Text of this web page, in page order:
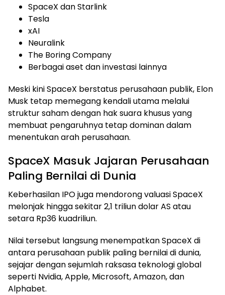
SpaceX dan Starlink
Tesla
xAI
Neuralink
The Boring Company
Berbagai aset dan investasi lainnya
Meski kini SpaceX berstatus perusahaan publik, Elon
Musk tetap memegang kendali utama melalui
struktur saham dengan hak suara khusus yang
membuat pengaruhnya tetap dominan dalam
menentukan arah perusahaan.
SpaceX Masuk Jajaran Perusahaan
Paling Bernilai di Dunia
Keberhasilan IPO juga mendorong valuasi SpaceX
melonjak hingga sekitar 2,1 triliun dolar AS atau
setara Rp36 kuadriliun.
Nilai tersebut langsung menempatkan SpaceX di
antara perusahaan publik paling bernilai di dunia,
sejajar dengan sejumlah raksasa teknologi global
seperti Nvidia, Apple, Microsoft, Amazon, dan
Alphabet.